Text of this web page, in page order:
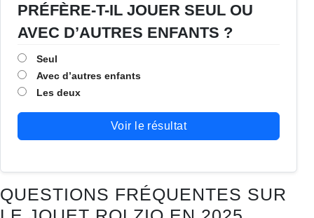
PRÉFÈRE-T-IL JOUER SEUL OU
AVEC D’AUTRES ENFANTS ?
Seul
Avec d’autres enfants
Les deux
Voir le résultat
QUESTIONS FRÉQUENTES SUR